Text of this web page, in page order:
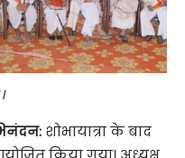
शोभायात्रा के बाद